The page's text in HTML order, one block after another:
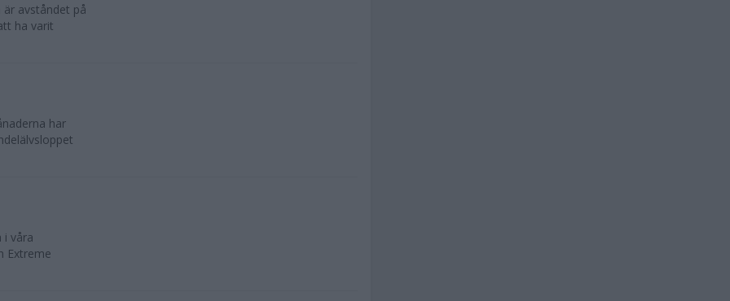
är avståndet på
ha varit
har
i våra
Extreme